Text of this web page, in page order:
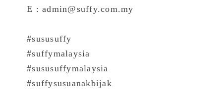
E : admin@suffy.com.my
#sususuffy
#suffymalaysia
#sususuffymalaysia
#suffysusuanakbijak